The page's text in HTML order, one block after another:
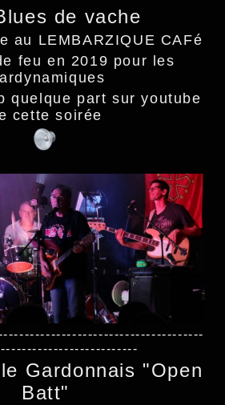
de vache
au LEMBARZIQUE CAFé
feu en 2019 pour les
quelque part sur youtube
cette soirée
Gardonnais "Open
Batt"